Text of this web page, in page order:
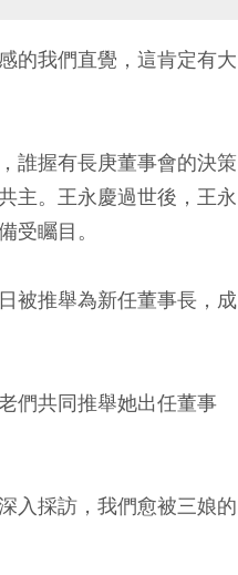
的我們直覺，這肯定有大
誰握有長庚董事會的決策
主。王永慶過世後，王永
受矚目。
被推舉為新任董事長，成
們共同推舉她出任董事
入採訪，我們愈被三娘的